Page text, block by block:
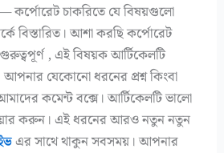
কর্পোরেট চাকরিতে যে বিষয়গুলো
বিস্তারিত। আশা করছি কর্পোরেট
, এই বিষয়ক আর্টিকেলটি
যেকোনো ধরনের প্রশ্ন কিংবা
কমেন্ট বক্সে। আর্টিকেলটি ভালো
করুন। এই ধরনের আরও নতুন নতুন
এর সাথে থাকুন সবসময়। আপনার